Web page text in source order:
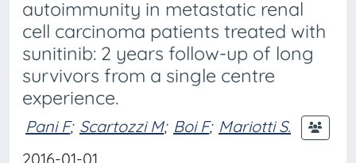
autoimmunity in metastatic renal
cell carcinoma patients treated with
sunitinib: 2 years follow-up of long
survivors from a single centre
experience.
Pani F; Scartozzi M; Boi F; Mariotti S.
2016-01-01